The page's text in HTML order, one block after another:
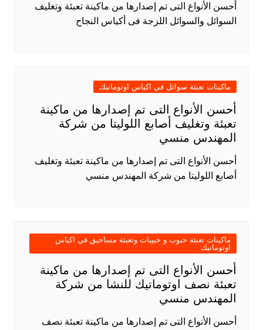
أحسن الأنواع التى تم إصدارها من ماكينة تعبئة وتغليف
السوائل والسوائل اللزجة فى أكياس النجاح
ماكينات تعبئة سوائل في اكياس اوتوماتيك
أحسن الأنواع التى تم إصدارها من ماكينة
تعبئة وتغليف أصابع اللوليتا من شركة
المهندس منسي
أحسن الأنواع التى تم إصدارها من ماكينة تعبئة وتغليف
أصابع اللوليتا من شركة المهندس منسي
ماكينات تعبئة حبوب و حبيبات وتعبئة مساحيق في اكياس
اوتوماتيك
أحسن الأنواع التى تم إصدارها من ماكينة
تعبئة نصف اوتوماتيك للنشا من شركة
المهندس منسي
أحسن الأنواع التى تم إصدارها من ماكينة تعبئة نصف